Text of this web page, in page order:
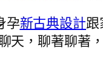
孕新古典設計
天，聊著聊著